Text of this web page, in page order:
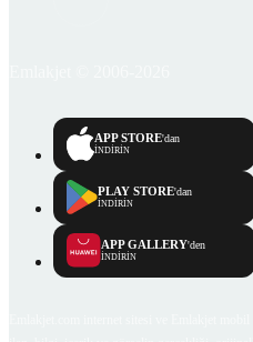
APP STORE'dan
İNDİRİN
PLAY STORE'dan
İNDİRİN
APP GALLERY'den
İNDİRİN